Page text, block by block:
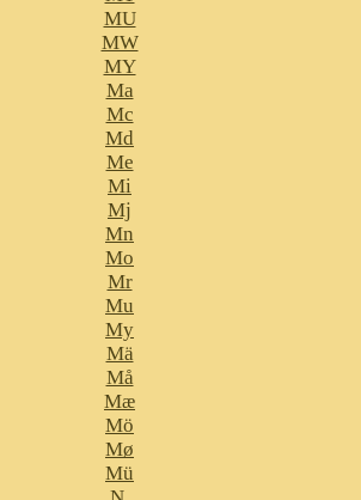
MU
MW
MY
Ma
Mc
Md
Me
Mi
Mj
Mn
Mo
Mr
Mu
My
Mä
Må
Mæ
Mö
Mø
Mü